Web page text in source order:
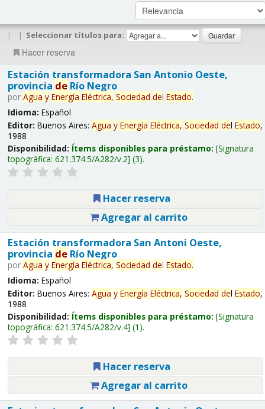
| | Seleccionar títulos para:
Hacer reserva
Estación transformadora San Antonio Oeste,
provincia deRío Negro
por Agua y Energía Eléctrica, Sociedad del Estado.
Idioma: Español
Editor: Buenos Aires: Agua y Energía Eléctrica, Sociedad del Estado,
1988
Disponibilidad: Ítems disponibles para préstamo: Signatura
topográfica: 621.374.5/A282/v.2 (3).
Hacer reserva
Agregar al carrito
Estación transformadora San Antoni Oeste,
provincia deRío Negro
por Agua y Energía Eléctrica, Sociedad del Estado.
Idioma: Español
Editor: Buenos Aires: Agua y Energía Eléctrica, Sociedad del Estado,
1988
Disponibilidad: Ítems disponibles para préstamo: Signatura
topográfica: 621.374.5/A282/v.4 (1).
Hacer reserva
Agregar al carrito